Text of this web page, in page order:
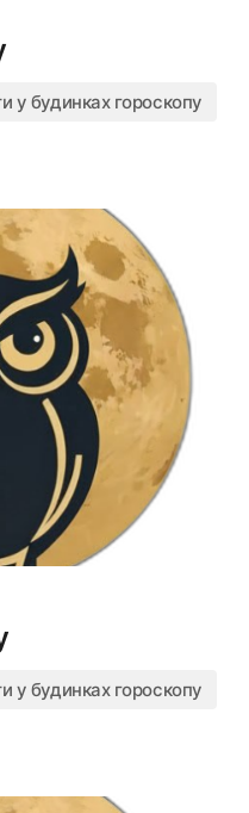
у будинках гороскопу
у будинках гороскопу